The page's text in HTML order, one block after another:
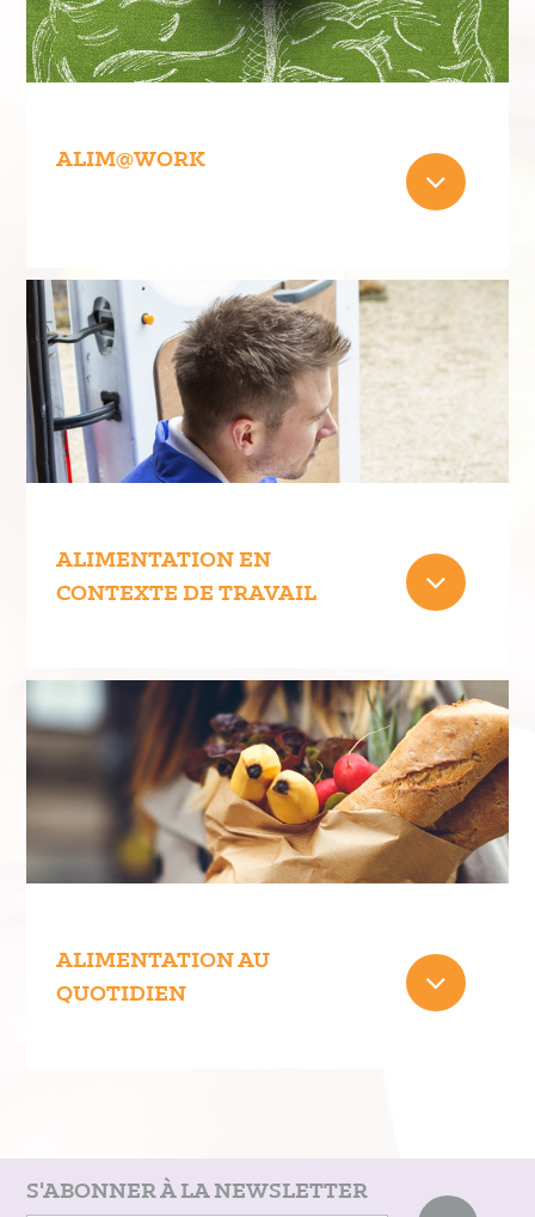
ALIM@WORK
ALIMENTATION EN
CONTEXTE DE TRAVAIL
ALIMENTATION AU
QUOTIDIEN
S'ABONNER À LA NEWSLETTER